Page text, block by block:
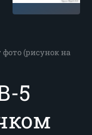
(рисунок на
5